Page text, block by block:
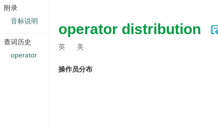
operator distribution
英 美
操作员分布
附录
音标说明
查词历史
operator